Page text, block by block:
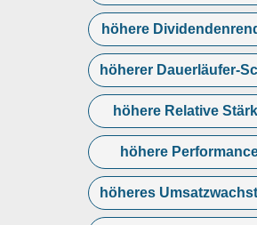
höhere
höherer Dauerläufer-
höhere Relative
höhere
höheres